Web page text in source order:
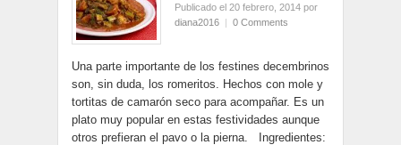
Publicado el 20 febrero, 2014 por
diana2016 | 0 Comments
Una parte importante de los festines decembrinos
son, sin duda, los romeritos. Hechos con mole y
tortitas de camarón seco para acompañar. Es un
plato muy popular en estas festividades aunque
otros prefieran el pavo o la pierna. Ingredientes: